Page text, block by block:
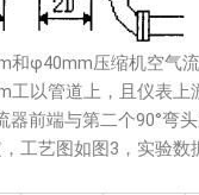
和φ40mm压缩机空气
工以管道上，且仪表上
器前端与第二个90°弯
工艺图如图3，实验数